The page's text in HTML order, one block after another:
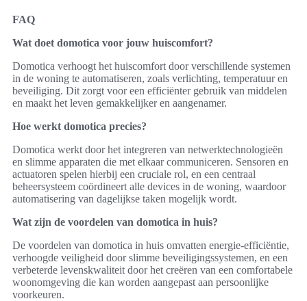
FAQ
Wat doet domotica voor jouw huiscomfort?
Domotica verhoogt het huiscomfort door verschillende systemen
in de woning te automatiseren, zoals verlichting, temperatuur en
beveiliging. Dit zorgt voor een efficiënter gebruik van middelen
en maakt het leven gemakkelijker en aangenamer.
Hoe werkt domotica precies?
Domotica werkt door het integreren van netwerktechnologieën
en slimme apparaten die met elkaar communiceren. Sensoren en
actuatoren spelen hierbij een cruciale rol, en een centraal
beheersysteem coördineert alle devices in de woning, waardoor
automatisering van dagelijkse taken mogelijk wordt.
Wat zijn de voordelen van domotica in huis?
De voordelen van domotica in huis omvatten energie-efficiëntie,
verhoogde veiligheid door slimme beveiligingssystemen, en een
verbeterde levenskwaliteit door het creëren van een comfortabele
woonomgeving die kan worden aangepast aan persoonlijke
voorkeuren.